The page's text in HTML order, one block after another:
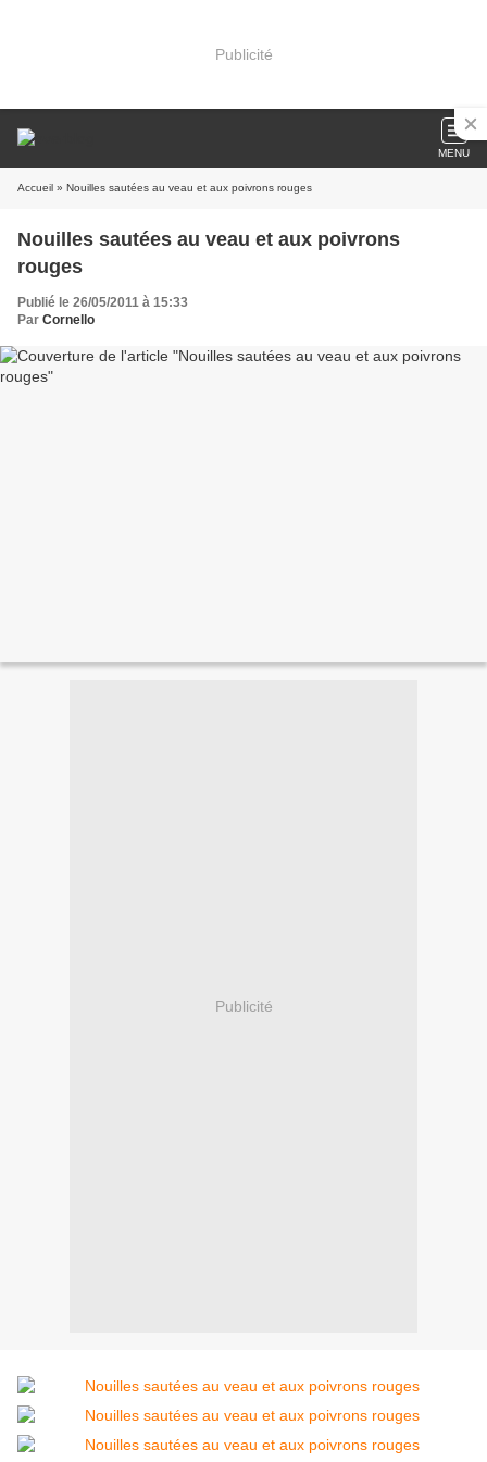
Publicité
MENU
Accueil » Nouilles sautées au veau et aux poivrons rouges
Nouilles sautées au veau et aux poivrons
rouges
Publié le 26/05/2011 à 15:33
Par Cornello
Publicité